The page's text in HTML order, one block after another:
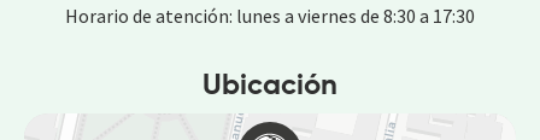
Horario de atención: lunes a viernes de 8:30 a 17:30
Ubicación